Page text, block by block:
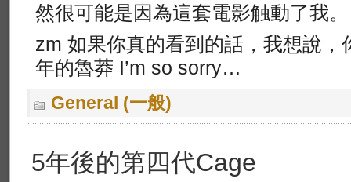
然很可能是因為這套電影触動了我。
zm 如果你真的看到的話，我想說，
年的魯莽 I’m so sorry…
General (一般)
5年後的第四代Cage